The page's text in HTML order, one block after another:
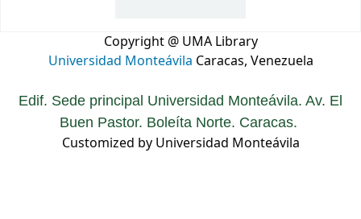
Copyright @ UMA Library
Universidad Monteávila Caracas, Venezuela
Edif. Sede principal Universidad Monteávila. Av. El
Buen Pastor. Boleíta Norte. Caracas.
Customized by Universidad Monteávila